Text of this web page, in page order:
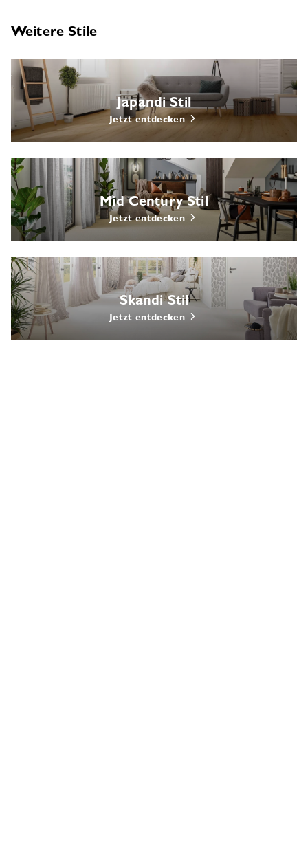
Weitere Stile
Japandi Stil
Jetzt entdecken
Mid Century Stil
Jetzt entdecken
Skandi Stil
Jetzt entdecken